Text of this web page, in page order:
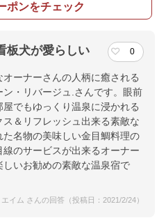
ポンをチェック
板犬が愛らしい 0
オーナーさんの人柄に癒される
・リバージュ.さんです。眼前
でもゆっくり温泉に浸かれる
＆リフレッシュ出来る素敵な
名物の美味しい金目鯛料理の
のサービスが出来るオーナー
しいお勧めの素敵な温泉宿で
エイム さんの回答（投稿日：2021/2/24）